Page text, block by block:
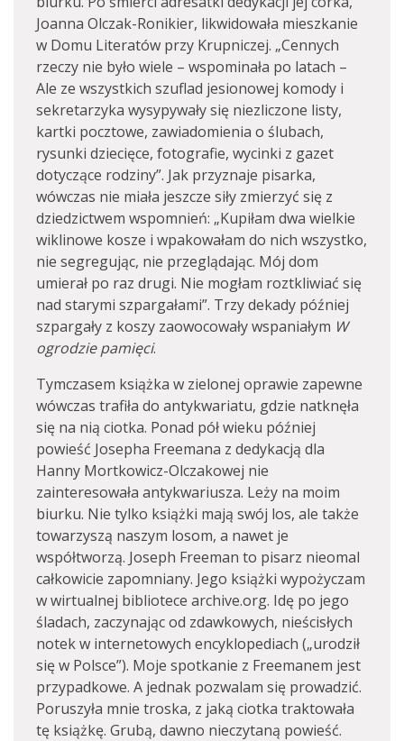
Joanna Olczak-Ronikier, likwidowała mieszkanie
w Domu Literatów przy Krupniczej. „Cennych
rzeczy nie było wiele – wspominała po latach –
Ale ze wszystkich szuflad jesionowej komody i
sekretarzyka wysypywały się niezliczone listy,
kartki pocztowe, zawiadomienia o ślubach,
rysunki dziecięce, fotografie, wycinki z gazet
dotyczące rodziny”. Jak przyznaje pisarka,
wówczas nie miała jeszcze siły zmierzyć się z
dziedzictwem wspomnień: „Kupiłam dwa wielkie
wiklinowe kosze i wpakowałam do nich wszystko,
nie segregując, nie przeglądając. Mój dom
umierał po raz drugi. Nie mogłam roztkliwiać się
nad starymi szpargałami”. Trzy dekady później
szpargały z koszy zaowocowały wspaniałym W
ogrodzie pamięci.
Tymczasem książka w zielonej oprawie zapewne
wówczas trafiła do antykwariatu, gdzie natknęła
się na nią ciotka. Ponad pół wieku później
powieść Josepha Freemana z dedykacją dla
Hanny Mortkowicz-Olczakowej nie
zainteresowała antykwariusza. Leży na moim
biurku. Nie tylko książki mają swój los, ale także
towarzyszą naszym losom, a nawet je
współtworzą. Joseph Freeman to pisarz nieomal
całkowicie zapomniany. Jego książki wypożyczam
w wirtualnej bibliotece archive.org. Idę po jego
śladach, zaczynając od zdawkowych, nieścisłych
notek w internetowych encyklopediach („urodził
się w Polsce”). Moje spotkanie z Freemanem jest
przypadkowe. A jednak pozwalam się prowadzić.
Poruszyła mnie troska, z jaką ciotka traktowała
tę książkę. Grubą, dawno nieczytaną powieść.